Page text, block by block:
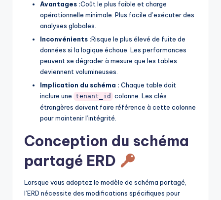
Avantages :Coût le plus faible et charge
opérationnelle minimale. Plus facile d’exécuter des
analyses globales.
Inconvénients :Risque le plus élevé de fuite de
données si la logique échoue. Les performances
peuvent se dégrader à mesure que les tables
deviennent volumineuses.
Implication du schéma : Chaque table doit
inclure une tenant_id colonne. Les clés
étrangères doivent faire référence à cette colonne
pour maintenir l’intégrité.
Conception du schéma
partagé ERD
Lorsque vous adoptez le modèle de schéma partagé,
l’ERD nécessite des modifications spécifiques pour